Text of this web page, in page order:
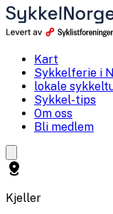
Kart
Sykkelferie i
lokale
Sykkel-tips
Om oss
Bli medlem
Kjeller